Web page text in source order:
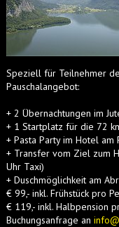
Speziell für Teilnehmer
Pauschalangebot:
+ 2 Übernachtungen im
+ 1 Startplatz für die 72
+ Pasta Party im Hotel am
+ Transfer vom Ziel zum
Uhr Taxi)
+ Duschmöglichkeit am
€ 99,- inkl. Frühstück pro
€ 119,- inkl. Halbpension
Buchungsanfrage an